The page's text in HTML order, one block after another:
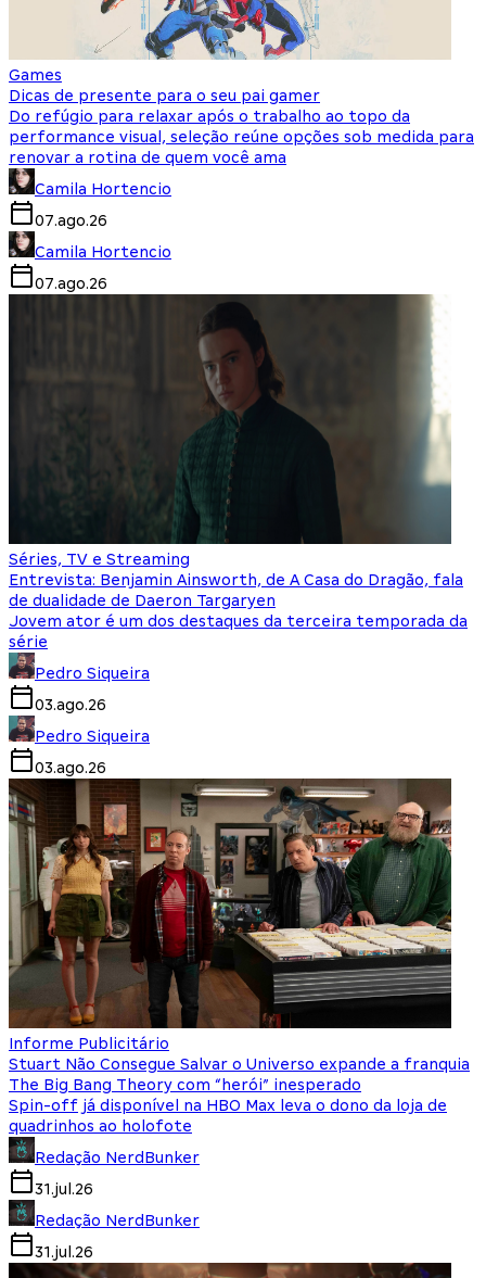
Games
Dicas de presente para o seu pai gamer
Do refúgio para relaxar após o trabalho ao topo da
performance visual, seleção reúne opções sob medida para
renovar a rotina de quem você ama
Camila Hortencio
07.ago.26
Camila Hortencio
07.ago.26
Séries, TV e Streaming
Entrevista: Benjamin Ainsworth, de A Casa do Dragão, fala
de dualidade de Daeron Targaryen
Jovem ator é um dos destaques da terceira temporada da
série
Pedro Siqueira
03.ago.26
Pedro Siqueira
03.ago.26
Informe Publicitário
Stuart Não Consegue Salvar o Universo expande a franquia
The Big Bang Theory com “herói” inesperado
Spin-off já disponível na HBO Max leva o dono da loja de
quadrinhos ao holofote
Redação NerdBunker
31.jul.26
Redação NerdBunker
31.jul.26